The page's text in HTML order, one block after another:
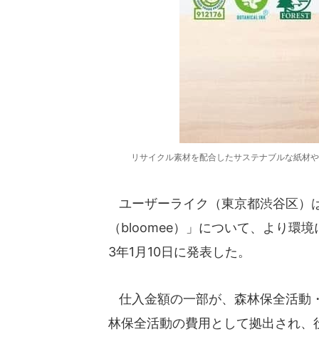
リサイクル素材を配合したサステナブルな紙材
ユーザーライク（東京都渋谷区）
（bloomee）」について、より環
3年1月10日に発表した。
仕入金額の一部が、森林保全活動
林保全活動の費用として拠出され、